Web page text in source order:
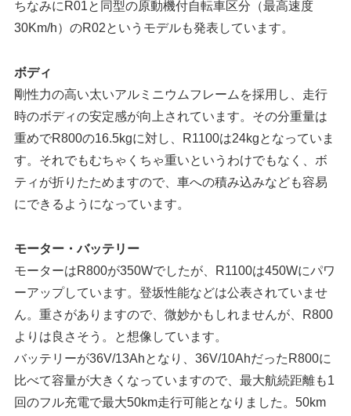
ちなみにR01と同型の原動機付自転車区分（最高速度
30Km/h）のR02というモデルも発表しています。
ボディ
剛性力の高い太いアルミニウムフレームを採用し、走行
時のボディの安定感が向上されています。その分重量は
重めでR800の16.5kgに対し、R1100は24kgとなっていま
す。それでもむちゃくちゃ重いというわけでもなく、ボ
ティが折りたためますので、車への積み込みなども容易
にできるようになっています。
モーター・バッテリー
モーターはR800が350Wでしたが、R1100は450Wにパワ
ーアップしています。登坂性能などは公表されていませ
ん。重さがありますので、微妙かもしれませんが、R800
よりは良さそう。と想像しています。
バッテリーが36V/13Ahとなり、36V/10AhだったR800に
比べて容量が大きくなっていますので、最大航続距離も1
回のフル充電で最大50km走行可能となりました。50km